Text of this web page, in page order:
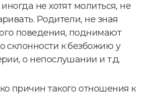
не хотят молиться, не
Родители, не зная
поведения, поднимают
склонности к безбожию у
о непослушании и т.д.
причин такого отношения к